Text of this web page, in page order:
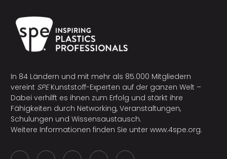
In 84 Ländern und mit mehr als 85.000 Mitgliedern
vereint SPEKunststoff-Experten auf der ganzen Welt –
Dabei verhilft es ihnen zum Erfolg und stärkt ihre
Fähigkeiten durch Networking, Veranstaltungen,
Schulungen und Wissensaustausch.
Weitere Informationen finden Sie unter www.4spe.org.